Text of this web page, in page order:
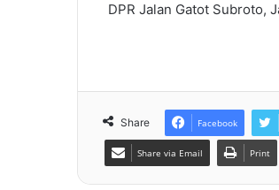
DPR Jalan Gatot Subroto,
Share Facebook
Share via Email Print